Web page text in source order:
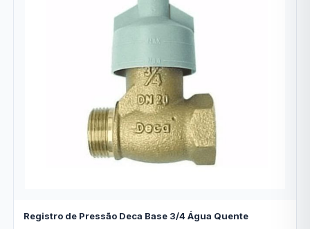
Registro de Pressão Deca Base 3/4 Água Quente